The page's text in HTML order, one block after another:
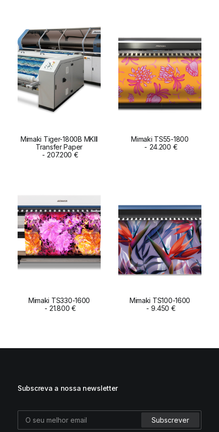
ADD TO CART
Mimaki Tiger-1800B MKIII
Transfer Paper
207.200 €
ADD TO CART
Mimaki TS55-1800
24.200 €
ADD TO CART
Mimaki TS330-1600
21.800€ ADD TO CART
Mimaki TS100-1600
9.450 €
Subscreva a nossa newsletter